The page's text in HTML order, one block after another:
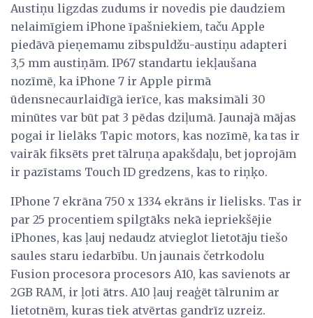
Austiņu ligzdas zudums ir novedis pie daudziem
nelaimīgiem iPhone īpašniekiem, taču Apple
piedāvā pieņemamu zibspuldžu-austiņu adapteri
3,5 mm austiņām. IP67 standartu iekļaušana
nozīmē, ka iPhone 7 ir Apple pirmā
ūdensnecaurlaidīgā ierīce, kas maksimāli 30
minūtes var būt pat 3 pēdas dziļumā. Jaunajā mājas
pogai ir lielāks Tapic motors, kas nozīmē, ka tas ir
vairāk fiksēts pret tālruņa apakšdaļu, bet joprojām
ir pazīstams Touch ID gredzens, kas to riņķo.
IPhone 7 ekrāna 750 x 1334 ekrāns ir lielisks. Tas ir
par 25 procentiem spilgtāks nekā iepriekšējie
iPhones, kas ļauj nedaudz atvieglot lietotāju tiešo
saules staru iedarbību. Un jaunais četrkodolu
Fusion procesora procesors A10, kas savienots ar
2GB RAM, ir ļoti ātrs. A10 ļauj reaģēt tālrunim ar
lietotnēm, kuras tiek atvērtas gandrīz uzreiz.